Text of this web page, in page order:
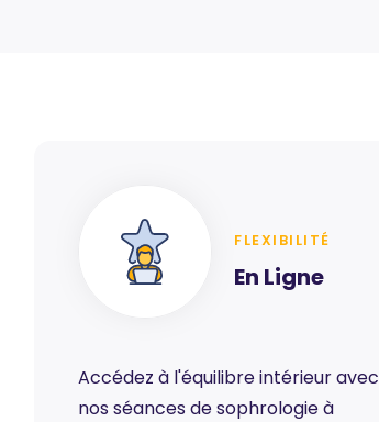
FLEXIBILITÉ
En Ligne
Accédez à l'équilibre intérieur avec
nos séances de sophrologie à